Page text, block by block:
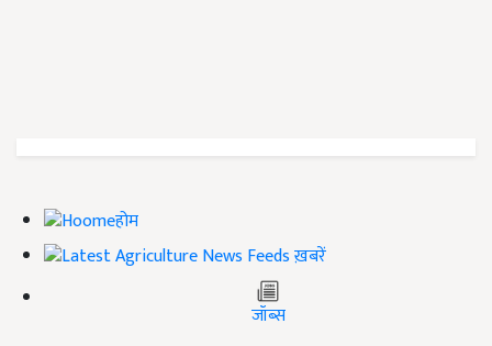
होम
ख़बरें
जॉब्स